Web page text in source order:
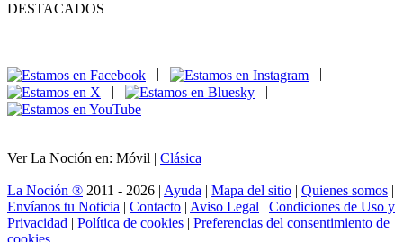
DESTACADOS
|
|
Ver La Noción en: Móvil | Clásica
La Noción ® 2011 - 2026 | Ayuda | Mapa del sitio | Quienes somos |
Envíanos tu Noticia | Contacto | Aviso Legal | Condiciones de Uso y
Privacidad | Política de cookies | Preferencias del consentimiento de